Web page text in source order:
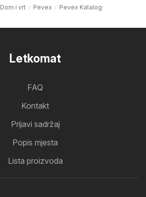
Dom i vrt Pevex Pevex Katalog
Letkomat
FAQ
Kontakt
Prijavi sadržaj
Popis mjesta
Lista proizvoda